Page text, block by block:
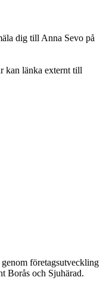
dig till Anna Sevo på
kan länka externt till
företagsutveckling
Borås och Sjuhärad.